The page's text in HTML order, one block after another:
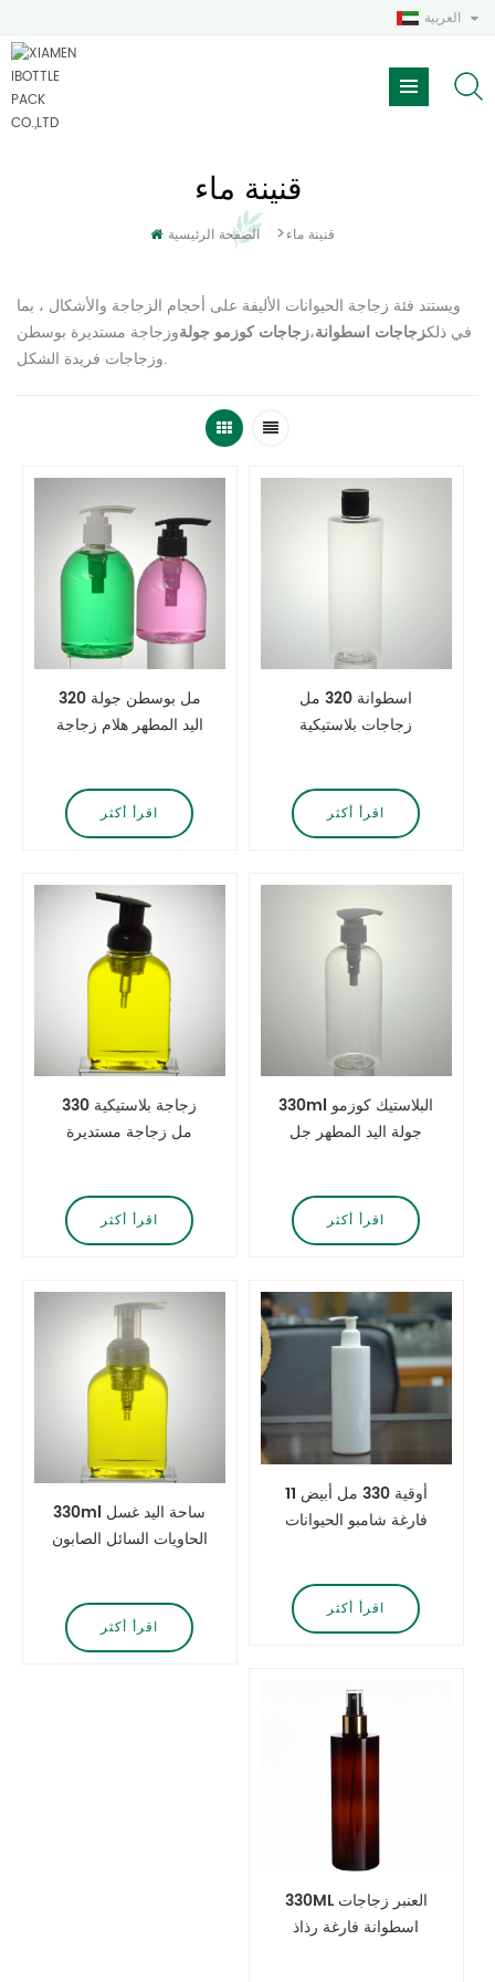
العربية
قنينة ماء
الصفحة الرئيسية >قنينة ماء
ويستند فئة زجاجة الحيوانات الأليفة على أحجام الزجاجة والأشكال ، بما
في ذلكزجاجات اسطوانة،زجاجات كوزمو جولةوزجاجة مستديرة بوسطن
وزجاجات فريدة الشكل.
320 مل بوسطن جولة
اليد المطهر هلام زجاجة
اقرأ أكثر
اسطوانة 320 مل
زجاجات بلاستيكية
اقرأ أكثر
زجاجة بلاستيكية 330
مل زجاجة مستديرة
اقرأ أكثر
330ml البلاستيك كوزمو
جولة اليد المطهر جل
اقرأ أكثر
330ml ساحة اليد غسل
الحاويات السائل الصابون
اقرأ أكثر
11 أوقية 330 مل أبيض
فارغة شامبو الحيوانات
اقرأ أكثر
330ML العنبر زجاجات
اسطوانة فارغة رذاذ